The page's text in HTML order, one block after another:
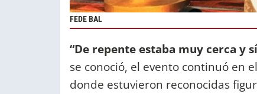
FEDE BAL
“De repente estaba muy cerca y
se conoció, el evento continuó en
donde estuvieron reconocidas